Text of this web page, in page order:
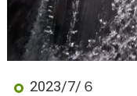
2023/7/６